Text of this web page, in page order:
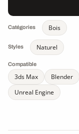
Catégories Bois
Styles Naturel
Compatible
3ds Max Blender
Unreal Engine